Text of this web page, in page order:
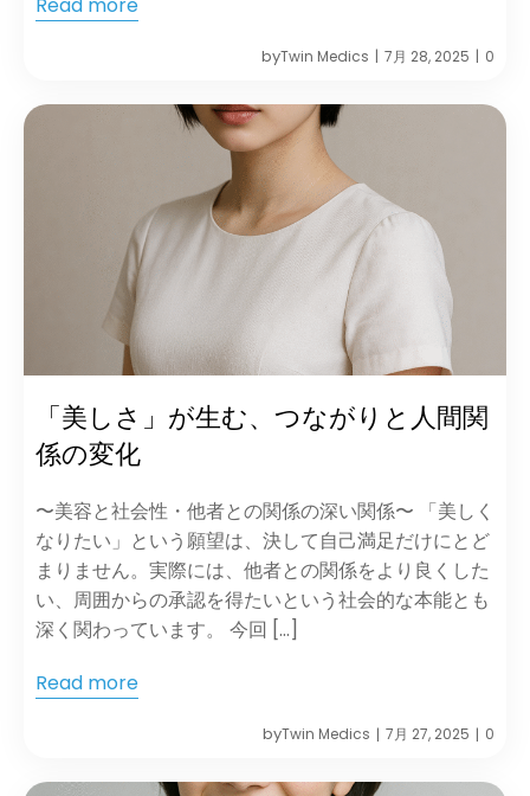
byTwin Medics | 7月 28, 2025 | 0
「美しさ」が生む、つながりと人間関
係の変化
〜美容と社会性・他者との関係の深い関係〜 「美しく
なりたい」という願望は、決して自己満足だけにとど
まりません。実際には、他者との関係をより良くした
い、周囲からの承認を得たいという社会的な本能とも
深く関わっています。 今回 […]
Read more
byTwin Medics | 7月 27, 2025 | 0